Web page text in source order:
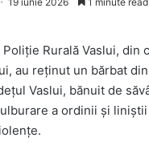
Rurală Vaslui, din
au reținut un bărbat
Vaslui, bănuit de
a ordinii și